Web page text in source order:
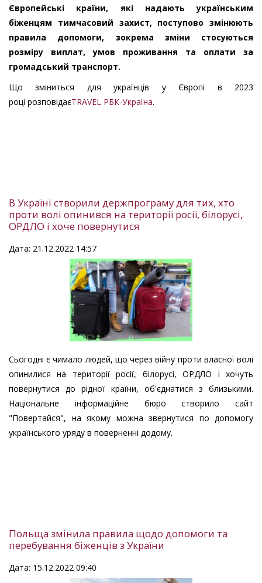
Європейські країни, які надають українським
біженцям тимчасовий захист, поступово змінюють
правила допомоги, зокрема зміни стосуються
розміру виплат, умов проживання та оплати за
громадський транспорт.
Що зміниться для українців у Європі в 2023
році розповідаєTRAVEL РБК-Україна.
В Україні створили держпрограму для тих, хто
проти волі опинився на території росії, білорусі,
ОРДЛО і хоче повернутися
Дата: 21.12.2022 14:57
Сьогодні є чимало людей, що через війну проти власної волі
опинилися на території росії, білорусі, ОРДЛО і хочуть
повернутися до рідної країни, об'єднатися з близькими.
Національне інформаційне бюро створило сайт
"Повертайся", на якому можна звернутися по допомогу
українського уряду в поверненні додому.
Польща змінила правила щодо допомоги та
перебування біженців з України
Дата: 15.12.2022 09:40